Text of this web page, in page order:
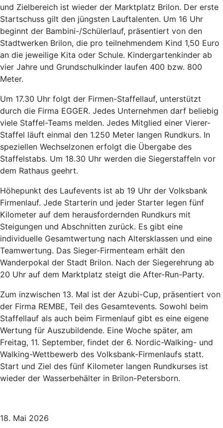
und Zielbereich ist wieder der Marktplatz Brilon. Der erste
Startschuss gilt den jüngsten Lauftalenten. Um 16 Uhr
beginnt der Bambini-/Schülerlauf, präsentiert von den
Stadtwerken Brilon, die pro teilnehmendem Kind 1,50 Euro
an die jeweilige Kita oder Schule. Kindergartenkinder ab
vier Jahre und Grundschulkinder laufen 400 bzw. 800
Meter.
Um 17.30 Uhr folgt der Firmen-Staffellauf, unterstützt
durch die Firma EGGER. Jedes Unternehmen darf beliebig
viele Staffel-Teams melden. Jedes Mitglied einer Vierer-
Staffel läuft einmal den 1.250 Meter langen Rundkurs. In
speziellen Wechselzonen erfolgt die Übergabe des
Staffelstabs. Um 18.30 Uhr werden die Siegerstaffeln vor
dem Rathaus geehrt.
Höhepunkt des Laufevents ist ab 19 Uhr der Volksbank
Firmenlauf. Jede Starterin und jeder Starter legen fünf
Kilometer auf dem herausfordernden Rundkurs mit
Steigungen und Abschnitten zurück. Es gibt eine
individuelle Gesamtwertung nach Altersklassen und eine
Teamwertung. Das Sieger-Firmenteam erhält den
Wanderpokal der Stadt Brilon. Nach der Siegerehrung ab
20 Uhr auf dem Marktplatz steigt die After-Run-Party.
Zum inzwischen 13. Mal ist der Azubi-Cup, präsentiert von
der Firma REMBE, Teil des Gesamtevents. Sowohl beim
Staffellauf als auch beim Firmenlauf gibt es eine eigene
Wertung für Auszubildende. Eine Woche später, am
Freitag, 11. September, findet der 6. Nordic-Walking- und
Walking-Wettbewerb des Volksbank-Firmenlaufs statt.
Start und Ziel des fünf Kilometer langen Rundkurses ist
wieder der Wasserbehälter in Brilon-Petersborn.
18. Mai 2026